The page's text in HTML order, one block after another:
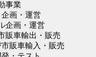
事業
画・運営
企画・運営
販車輸出・販売
販車輸入・販売